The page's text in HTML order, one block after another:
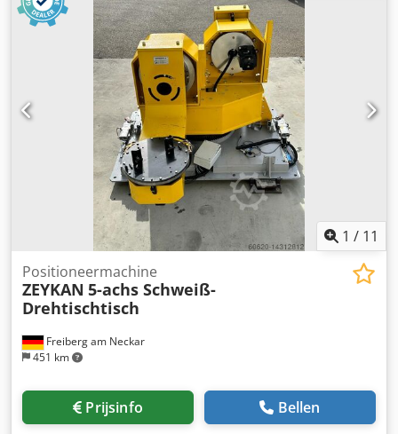
draaitafel is ook beschikbaar, met SEW
frequentieomvormer, remweerstand etc.. Alle
documentatie is beschikbaar. Dkodpfjni Awpsx Afvor
1 / 11
Freiberg am Neckar
451 km
Positioneermachine
ZEYKAN 5-achs Schweiß-
Drehtischtisch
Prijsinfo Bellen